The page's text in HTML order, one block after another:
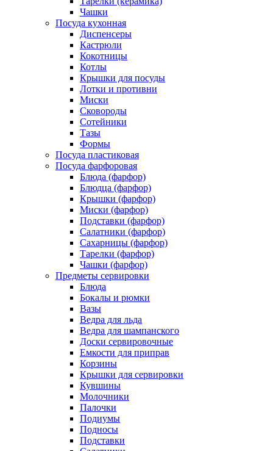
Чашки
Посуда кухонная
Диспенсеры
Кастрюли
Кокотницы
Котлы
Крышки для посуды
Лотки и противни
Миски
Сковороды
Сотейники
Тазы
Формы
Посуда пластиковая
Посуда фарфоровая
Блюда (фарфор)
Блюдца (фарфор)
Крышки (фарфор)
Миски (фарфор)
Подставки (фарфор)
Салатники (фарфор)
Сахарницы (фарфор)
Тарелки (фарфор)
Чашки (фарфор)
Предметы сервировки
Блюда
Бокалы и рюмки
Вазы
Ведра для льда
Ведра для шампанского
Доски сервировочные
Емкости для приправ
Корзины
Крышки для сервировки
Кувшины
Молочники
Палочки
Подиумы
Подносы
Подставки